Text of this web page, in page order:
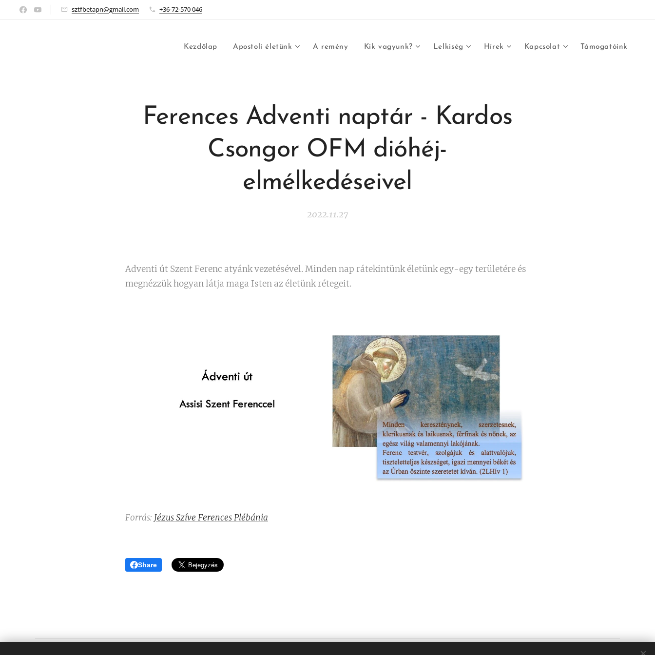
sztfbetapn@gmail.com +36-72-570 046
Kezdőlap Apostoli életünk A remény Kik vagyunk? Lelkiség Hírek Kapcsolat Támogatóink
Ferences Adventi naptár - Kardos
Csongor OFM dióhéj-
elmélkedéseivel
2022.11.27
Adventi út Szent Ferenc atyánk vezetésével. Minden nap rátekintünk életünk egy-egy területére és
megnézzük hogyan látja maga Isten az életünk rétegeit.
Forrás: Jézus Szíve Ferences Plébánia
Share